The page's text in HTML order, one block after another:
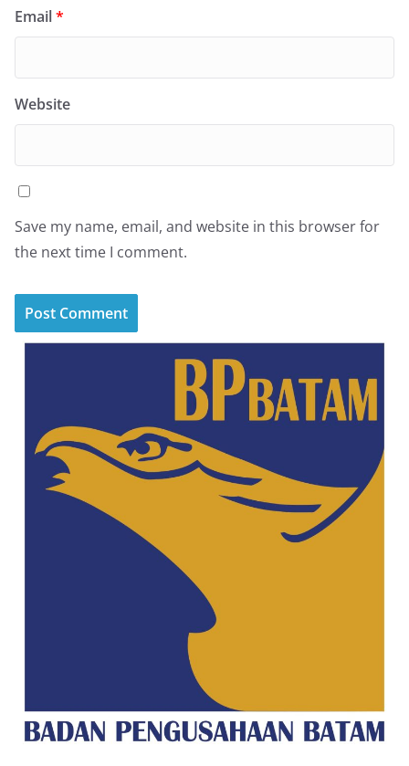
Email*
Website
Save my name, email, and website in this browser for
the next time I comment.